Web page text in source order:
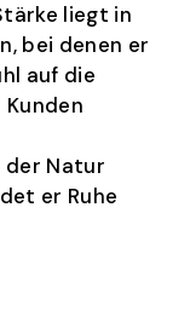
liegt in
bei denen er
auf die
der Natur
er Ruhe